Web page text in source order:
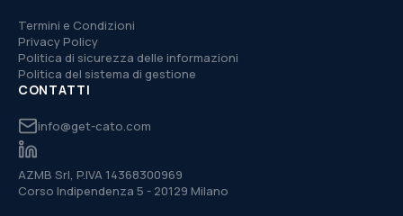
Termini e Condizioni
Privacy Policy
Politica di sicurezza delle informazioni
Politica del sistema di gestione
CONTATTI
info@get-cato.com
AZMB Srl, P.IVA 14368300969
Corso Indipendenza 5 - 20129 Milano